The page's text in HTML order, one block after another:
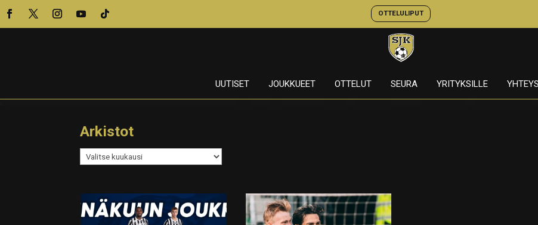
OTTELULIPUT
UUTISET JOUKKUEET OTTELUT SEURA YRITYKSILLE
Arkistot
Arkistot